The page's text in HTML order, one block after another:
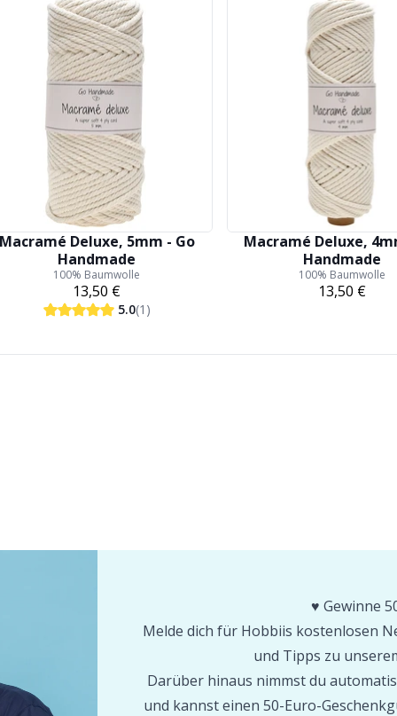
Deluxe, 5mm - Go
Handmade
100% Baumwolle
13,50 €
5.0(1)
Macramé Deluxe,
Handmade
100% Baumwolle
13,50 €
♥️ Gewinne
Melde dich für Hobbiis kostenlosen
und Tipps zu
Darüber hinaus nimmst du
und kannst einen 50-Euro-